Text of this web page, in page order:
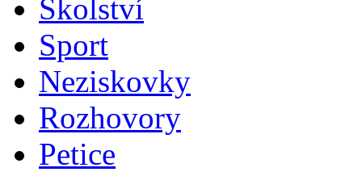
Školství
Sport
Neziskovky
Rozhovory
Petice